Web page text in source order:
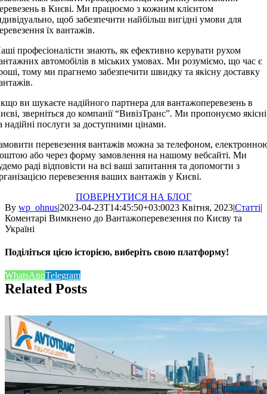
в Києві. Ми працюємо з кожним клієнтом
щоб забезпечити найбільш вигідні умови для
їх вантажів.
професіоналісти знають, як ефективно керувати рухом
автомобілів в міських умовах. Ми розуміємо, що час є
тому ми прагнемо забезпечити швидку та якісну доставку
ви шукаєте надійного партнера для вантажоперевезень в
зверніться до компанії “ВивізТранс”. Ми пропонуємо якісні
надійні послуги за доступними цінами.
перевезення вантажів можна за телефоном,
або через форму замовлення на нашому вебсайті. Ми
раді відповісти на всі ваші запитання та допомогти з
перевезення ваших вантажів у Києві.
ПОВЕРНУТИСЯ НА БЛОГ
By wp_ohnus|2023-04-23T14:45:50+03:0023 Квітня, 2023|Статті|
Коментарі Вимкнено до Вантажоперевезення по Києву та
Україні
Поділіться цією історією, виберіть свою платформу!
WhatsAppTelegram
Related Posts